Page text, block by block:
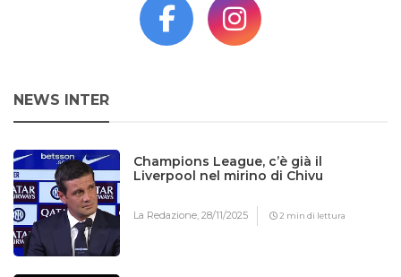
NEWS INTER
Champions League, c’è già il
Liverpool nel mirino di Chivu
La Redazione,28/11/2025 2 min di lettura